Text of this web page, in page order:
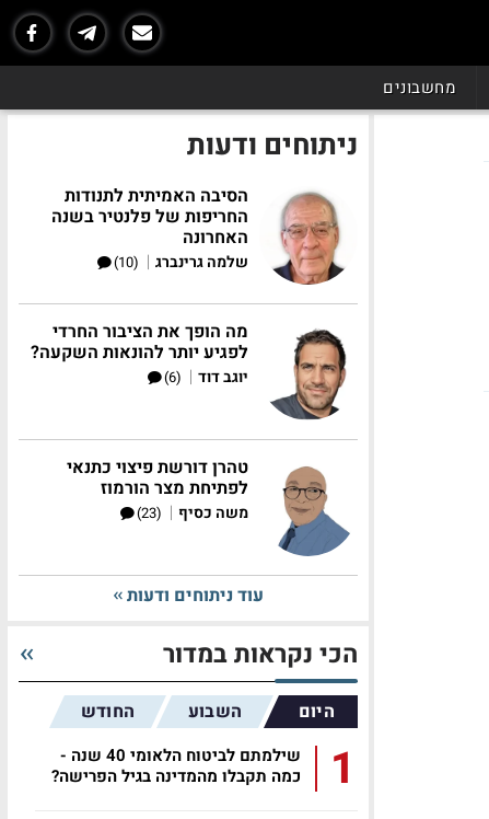
מחשבונים
ניתוחים ודעות
הסיבה האמיתית לתנודות
החריפות של פלנטיר בשנה
האחרונה
שלמה גרינברג |
(10)
מה הופך את הציבור החרדי
לפגיע יותר להונאות השקעה?
יוגב דוד |
(6)
טהרן דורשת פיצוי כתנאי
לפתיחת מצר הורמוז
משה כסיף |
(23)
עוד ניתוחים ודעות
הכי נקראות במדור
היום השבוע החודש
1
שילמתם לביטוח הלאומי 40 שנה -
כמה תקבלו מהמדינה בגיל הפרישה?